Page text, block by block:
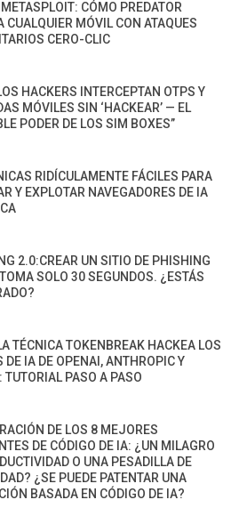
CÓMO PREDATOR
CUALQUIER MÓVIL CON ATAQUES
CERO-CLIC
HACKERS INTERCEPTAN OTPS Y
MÓVILES SIN ‘HACKEAR’ — EL
PODER DE LOS SIM BOXES”
RIDÍCULAMENTE FÁCILES PARA
Y EXPLOTAR NAVEGADORES DE IA
2.0:CREAR UN SITIO DE PHISHING
SOLO 30 SEGUNDOS. ¿ESTÁS
TÉCNICA TOKENBREAK HACKEA LOS
DE IA DE OPENAI, ANTHROPIC Y
TUTORIAL PASO A PASO
DE LOS 8 MEJORES
DE CÓDIGO DE IA: ¿UN MILAGRO
O UNA PESADILLA DE
¿SE PUEDE PATENTAR UNA
BASADA EN CÓDIGO DE IA?